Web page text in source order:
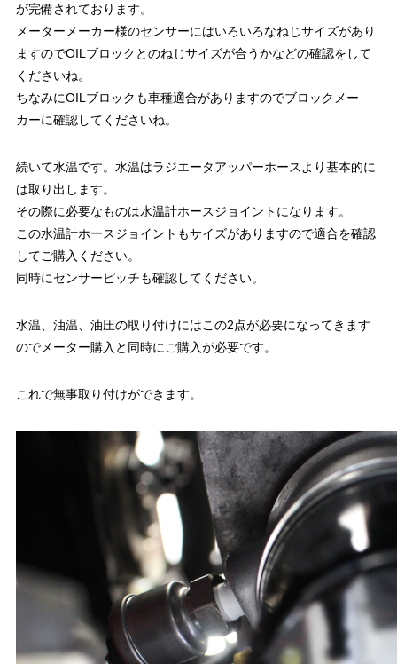
が完備されております。
メーターメーカー様のセンサーにはいろいろなねじサイズがあり
ますのでOILブロックとのねじサイズが合うかなどの確認をして
くださいね。
ちなみにOILブロックも車種適合がありますのでブロックメー
カーに確認してくださいね。
続いて水温です。水温はラジエータアッパーホースより基本的に
は取り出します。
その際に必要なものは水温計ホースジョイントになります。
この水温計ホースジョイントもサイズがありますので適合を確認
してご購入ください。
同時にセンサーピッチも確認してください。
水温、油温、油圧の取り付けにはこの2点が必要になってきます
のでメーター購入と同時にご購入が必要です。
これで無事取り付けができます。